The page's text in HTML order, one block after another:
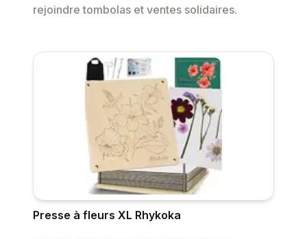
rejoindre tombolas et ventes solidaires.
Presse à fleurs XL Rhykoka